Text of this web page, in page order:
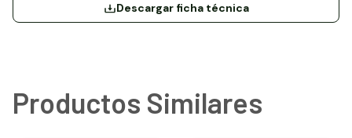
Descargar ficha técnica
Productos Similares